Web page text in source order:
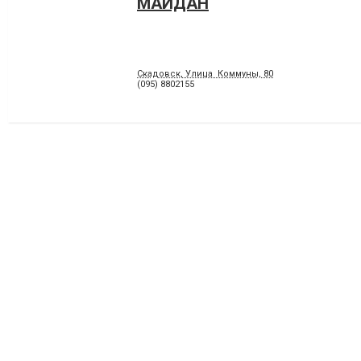
Скадовск, Улица Коммуны, 80
(095) 8802155